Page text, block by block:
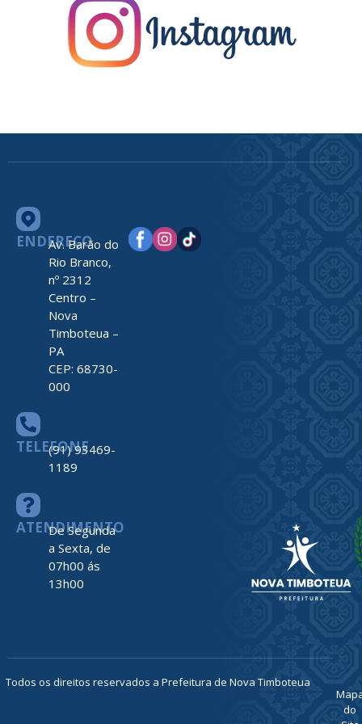
ENDEREÇO
Av. Barão do
Rio Branco,
nº 2312
Centro –
Nova
Timboteua –
PA
CEP: 68730-
000
TELEFONE
(91) 93469-
1189
ATENDIMENTO
De Segunda
a Sexta, de
07h00 ás
13h00
Todos os direitos reservados a Prefeitura de Nova Timboteua
do